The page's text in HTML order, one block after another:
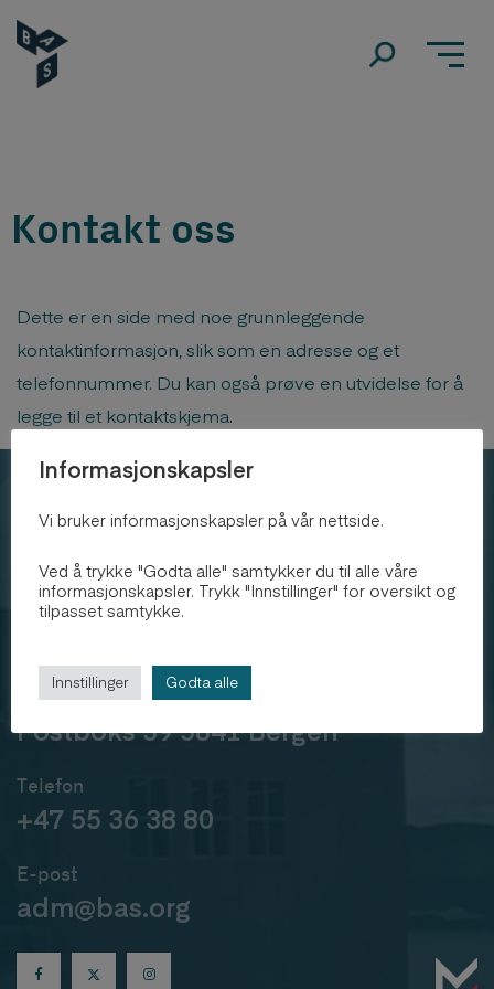
Kontakt oss
Dette er en side med noe grunnleggende
kontaktinformasjon, slik som en adresse og et
telefonnummer. Du kan også prøve en utvidelse for å
legge til et kontaktskjema.
Bergen
Arkitekthøgskole
Besøk oss
Send post
Postboks 39 5841 Bergen
Telefon
+47 55 36 38 80
E-post
adm@bas.org
Informasjonskapsler
Vi bruker informasjonskapsler på vår nettside.
Ved å trykke "Godta alle" samtykker du til alle våre
informasjonskapsler. Trykk "Innstillinger" for oversikt og
tilpasset samtykke.
Innstillinger Godta alle